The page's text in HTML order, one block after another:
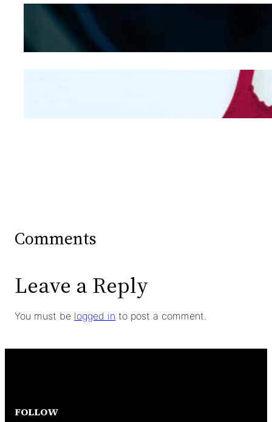
Kepribadian
Mengintip Kepribadian
Wanita Dari Warna Bra
Comments
Leave a Reply
You must be logged in to post a comment.
FOLLOW